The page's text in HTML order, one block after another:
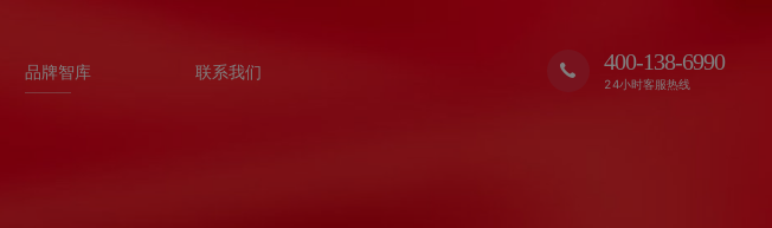
品牌智库 联系我们 400-138-6990
24小时客服热线